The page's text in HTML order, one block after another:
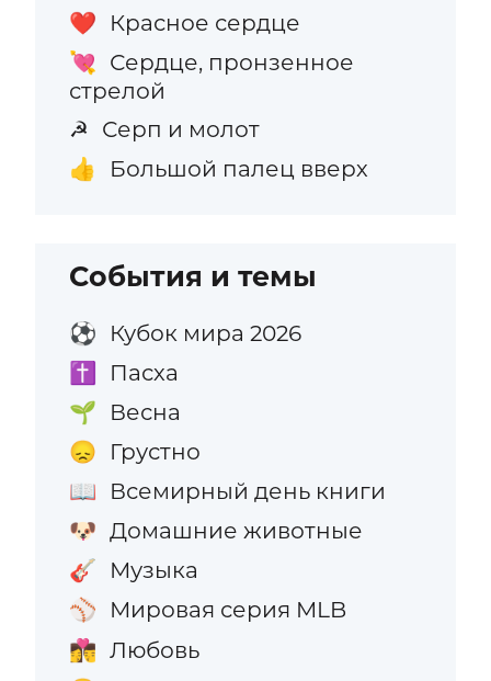
❤️ Красное сердце
💘 Сердце, пронзенное
стрелой
☭ Серп и молот
👍 Большой палец вверх
События и темы
⚽ Кубок мира 2026
✝️ Пасха
🌱 Весна
😞 Грустно
📖 Всемирный день книги
🐶 Домашние животные
🎸 Музыка
⚾ Мировая серия MLB
👩‍❤️‍💋‍👨 Любовь